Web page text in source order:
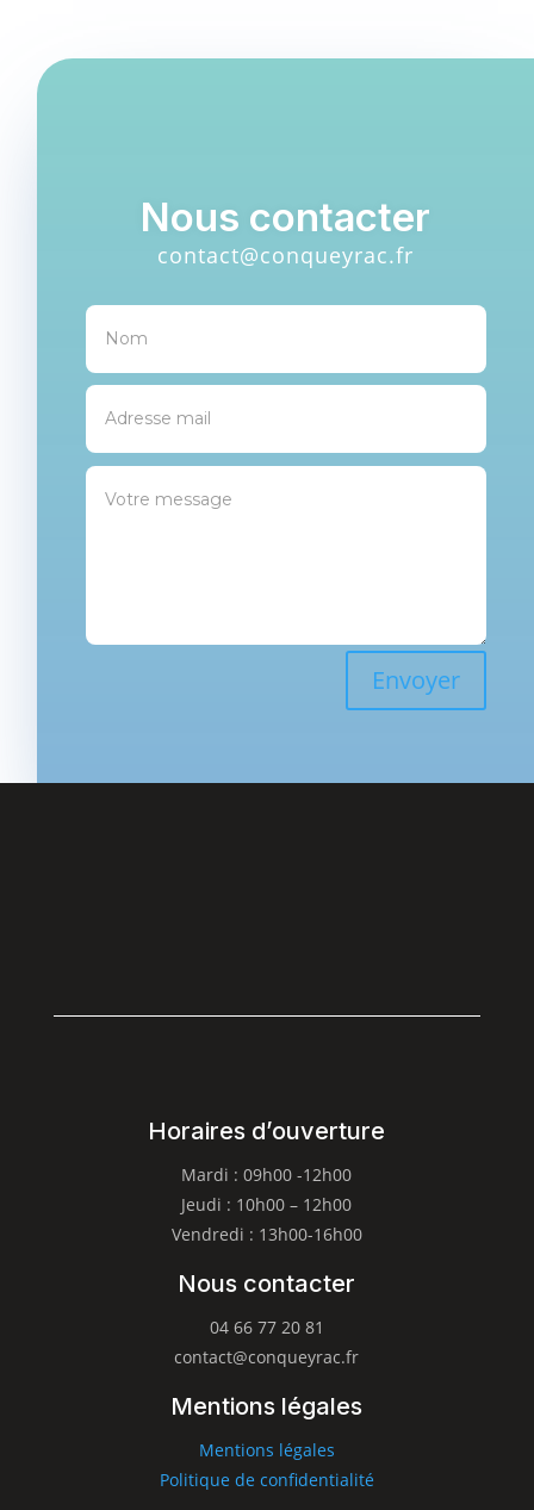
Nous contacter
contact@conqueyrac.fr
Envoyer
Horaires d’ouverture
Mardi : 09h00 -12h00
Jeudi : 10h00 – 12h00
Vendredi : 13h00-16h00
Nous contacter
04 66 77 20 81
contact@conqueyrac.fr
Mentions légales
Mentions légales
Politique de confidentialité